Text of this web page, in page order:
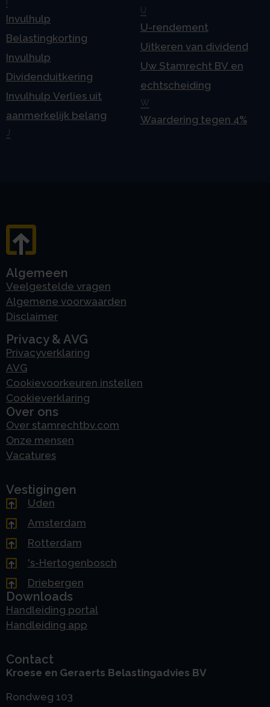
Invulhulp
Belastingkorting
Invulhulp
Dividenduitkering
Invulhulp Verlies uit
aanmerkelijk belang
J
U
U-rendement
Uitkeren van dividend
Uw Stamrecht BV en
echtscheiding
W
Waardering tegen 4%
Algemeen
Veelgestelde vragen
Algemene voorwaarden
Disclaimer
Privacy & AVG
Privacyverklaring
AVG
Cookievoorkeuren instellen
Cookieverklaring
Over ons
Over stamrechtbv.com
Onze mensen
Vacatures
Vestigingen
Uden
Amsterdam
Rotterdam
's-Hertogenbosch
Driebergen
Downloads
Handleiding portal
Handleiding app
Contact
Kroese en Geraerts Belastingadvies BV
Rondweg 103